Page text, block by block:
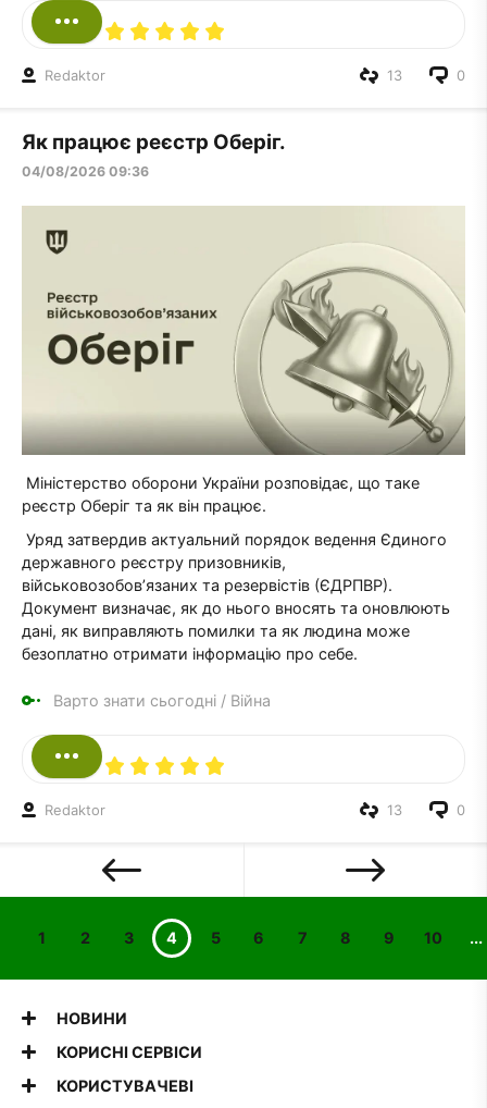
Redaktor 0
13
Як працює реєстр Оберіг.
04/08/2026 09:36
Міністерство оборони України розповідає, що таке
реєстр Оберіг та як він працює.
Уряд затвердив актуальний порядок ведення Єдиного
державного реєстру призовників,
військовозобов’язаних та резервістів (ЄДРПВР).
Документ визначає, як до нього вносять та оновлюють
дані, як виправляють помилки та як людина може
безоплатно отримати інформацію про себе.
Варто знати сьогодні / Війна
Redaktor 0
13
1 2 3 4 5 6 7 8 9 10 ...
НОВИНИ
КОРИСНІ СЕРВІСИ
КОРИСТУВАЧЕВІ